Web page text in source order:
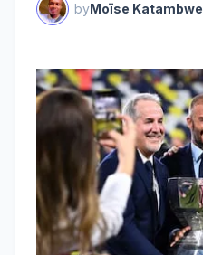
byMoïse Katambwe